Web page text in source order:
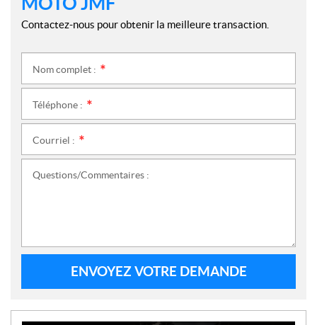
Contactez-nous pour obtenir la meilleure transaction.
Nom complet :
Téléphone :
Courriel :
Questions/Commentaires :
ENVOYEZ VOTRE DEMANDE